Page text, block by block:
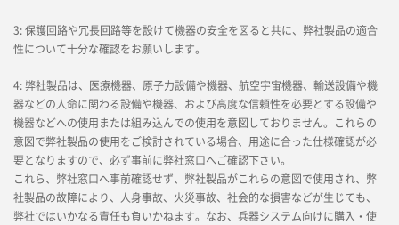
3: 保護回路や冗長回路等を設けて機器の安全を図ると共に、弊社製品の適合
性について十分な確認をお願いします。
4: 弊社製品は、医療機器、原子力設備や機器、航空宇宙機器、輸送設備や機
器などの人命に関わる設備や機器、および高度な信頼性を必要とする設備や
機器などへの使用または組み込んでの使用を意図しておりません。これらの
意図で弊社製品の使用をご検討されている場合、用途に合った仕様確認が必
要となりますので、必ず事前に弊社窓口へご確認下さい。
これら、弊社窓口へ事前確認せず、弊社製品がこれらの意図で使用され、弊
社製品の故障により、人身事故、火災事故、社会的な損害などが生じても、
弊社ではいかなる責任も負いかねます。なお、兵器システム向けに購入・使